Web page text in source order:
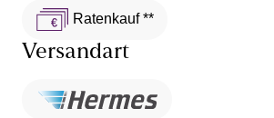
Ratenkauf **
Versandart